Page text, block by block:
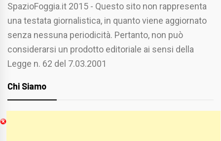
SpazioFoggia.it 2015 - Questo sito non rappresenta
una testata giornalistica, in quanto viene aggiornato
senza nessuna periodicità. Pertanto, non può
considerarsi un prodotto editoriale ai sensi della
Legge n. 62 del 7.03.2001
Chi Siamo